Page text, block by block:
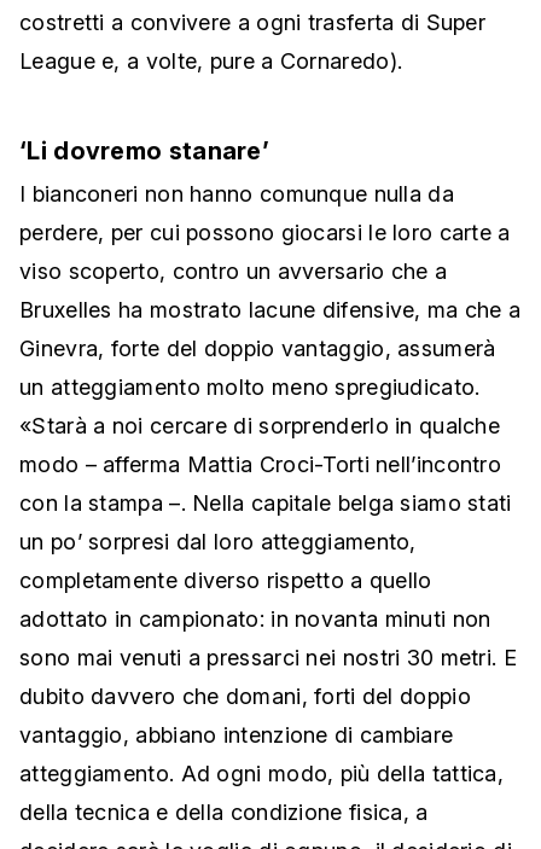
costretti a convivere a ogni trasferta di Super
League e, a volte, pure a Cornaredo).
‘Li dovremo stanare’
I bianconeri non hanno comunque nulla da
perdere, per cui possono giocarsi le loro carte a
viso scoperto, contro un avversario che a
Bruxelles ha mostrato lacune difensive, ma che a
Ginevra, forte del doppio vantaggio, assumerà
un atteggiamento molto meno spregiudicato.
«Starà a noi cercare di sorprenderlo in qualche
modo – afferma Mattia Croci-Torti nell’incontro
con la stampa –. Nella capitale belga siamo stati
un po’ sorpresi dal loro atteggiamento,
completamente diverso rispetto a quello
adottato in campionato: in novanta minuti non
sono mai venuti a pressarci nei nostri 30 metri. E
dubito davvero che domani, forti del doppio
vantaggio, abbiano intenzione di cambiare
atteggiamento. Ad ogni modo, più della tattica,
della tecnica e della condizione fisica, a